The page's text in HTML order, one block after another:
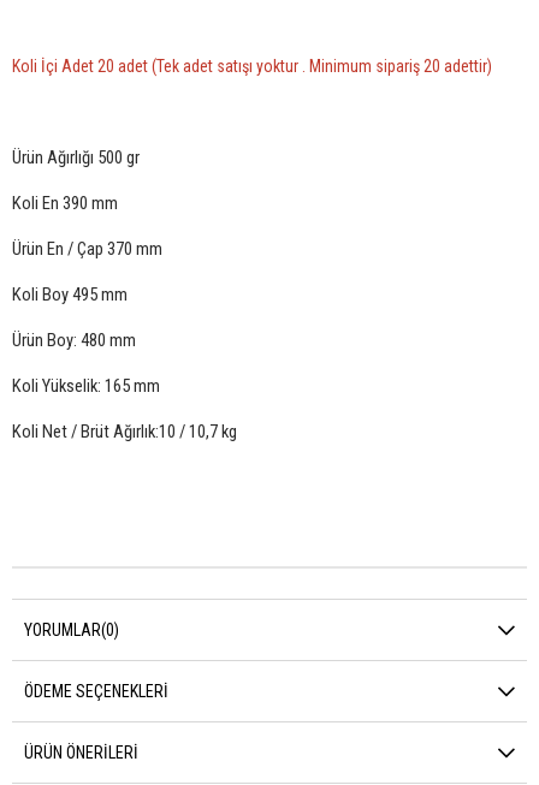
Koli İçi Adet 20 adet (Tek adet satışı yoktur . Minimum sipariş 20 adettir)
Ürün Ağırlığı 500 gr
Koli En 390 mm
Ürün En / Çap 370 mm
Koli Boy 495 mm
Ürün Boy: 480 mm
Koli Yükselik: 165 mm
Koli Net / Brüt Ağırlık:10 / 10,7 kg
YORUMLAR(0)
ÖDEME SEÇENEKLERI
ÜRÜN ÖNERILERI